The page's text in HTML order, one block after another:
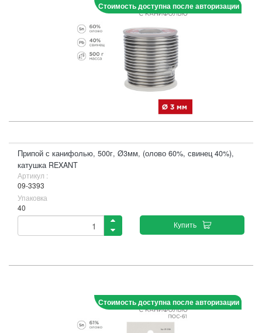
Стоимость доступна после авторизации
Припой с канифолью, 500г, Ø3мм, (олово 60%, свинец 40%),
катушка REXANT
Артикул :
09-3393
Упаковка
40
Купить
Стоимость доступна после авторизации